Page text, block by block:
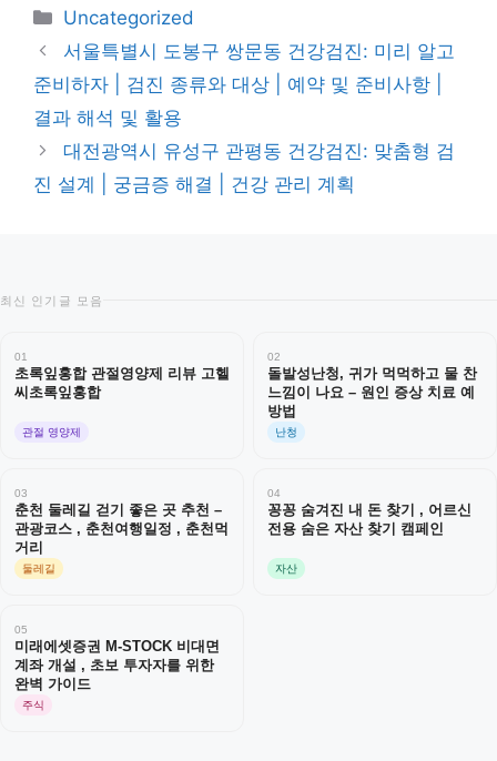
카
테
고
리
Uncategorized
서울특별시 도봉구 쌍문동 건강검진: 미리 알고
준비하자 | 검진 종류와 대상 | 예약 및 준비사항 |
결과 해석 및 활용
대전광역시 유성구 관평동 건강검진: 맞춤형 검
진 설계 | 궁금증 해결 | 건강 관리 계획
최신 인기글 모음
01
초록잎홍합 관절영양제 리뷰 고헬
씨초록잎홍합
관절 영양제
02
돌발성난청, 귀가 먹먹하고 물 찬
느낌이 나요 – 원인 증상 치료 예
방법
난청
03
춘천 둘레길 걷기 좋은 곳 추천 –
관광코스 , 춘천여행일정 , 춘천먹
거리
둘레길
04
꽁꽁 숨겨진 내 돈 찾기 , 어르신
전용 숨은 자산 찾기 캠페인
자산
05
미래에셋증권 M-STOCK 비대면
계좌 개설 , 초보 투자자를 위한
완벽 가이드
주식